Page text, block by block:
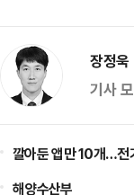
장정
기사
깔아둔 앱만 10개…전
해양수산부